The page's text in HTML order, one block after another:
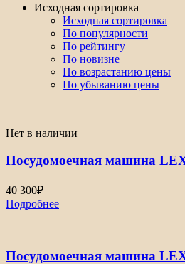
Исходная сортировка
Исходная сортировка
По популярности
По рейтингу
По новизне
По возрастанию цены
По убыванию цены
Нет в наличии
Посудомоечная машина
40 300₽
Подробнее
Посудомоечная машина